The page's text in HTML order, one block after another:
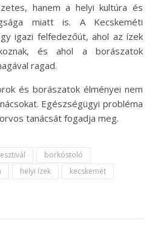
hanem a helyi kultúra és
miatt is. A Kecskeméti
igazi felfedezőút, ahol az ízek
és ahol a borászatok
ragad.
és borászatok élményei nem
Egészségügyi probléma
tanácsát fogadja meg.
borkóstoló
helyi ízek
kecskemét